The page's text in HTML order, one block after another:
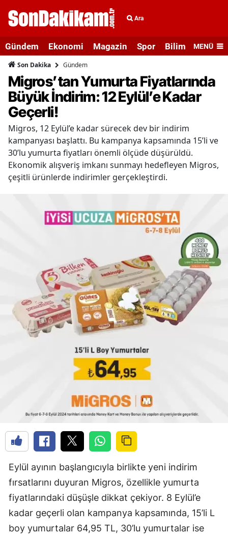
Ara
Gündem Ekonomi Magazin Spor Bilim veMENÜ
Son Dakika Gündem
Migros’tan Yumurta Fiyatlarında
Büyük İndirim: 12 Eylül’e Kadar
Geçerli!
Migros, 12 Eylül’e kadar sürecek dev bir indirim
kampanyası başlattı. Bu kampanya kapsamında 15’li ve
30’lu yumurta fiyatları önemli ölçüde düşürüldü.
Ekonomik alışveriş imkanı sunmayı hedefleyen Migros,
çeşitli ürünlerde indirimler gerçekleştirdi.
Eylül ayının başlangıcıyla birlikte yeni indirim
fırsatlarını duyuran Migros, özellikle yumurta
fiyatlarındaki düşüşle dikkat çekiyor. 8 Eylül’e
kadar geçerli olan kampanya kapsamında, 15’li L
boy yumurtalar 64,95 TL, 30’lu yumurtalar ise